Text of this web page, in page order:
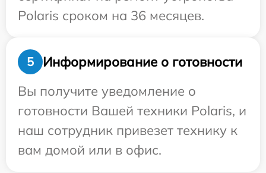
Polaris сроком на 36 месяцев.
5
Информирование о готовности
Вы получите уведомление о
готовности Вашей техники Polaris, и
наш сотрудник привезет технику к
вам домой или в офис.